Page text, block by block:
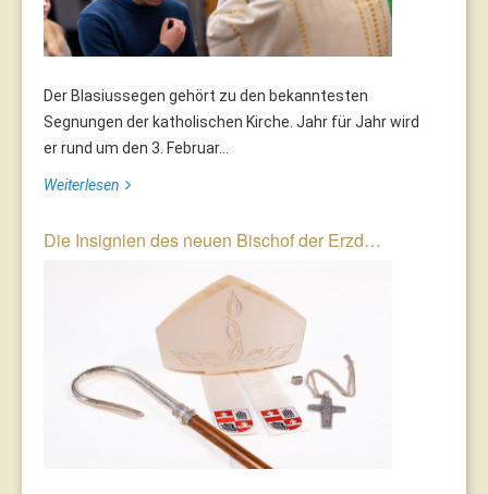
Der Blasiussegen gehört zu den bekanntesten
Segnungen der katholischen Kirche. Jahr für Jahr wird
er rund um den 3. Februar...
Weiterlesen
Die Insignien des neuen Bischof der Erzd…